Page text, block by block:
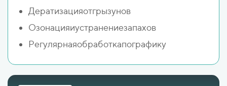
Дератизацияотгрызунов
Озонацияиустранениезапахов
Регулярнаяобработкапографику